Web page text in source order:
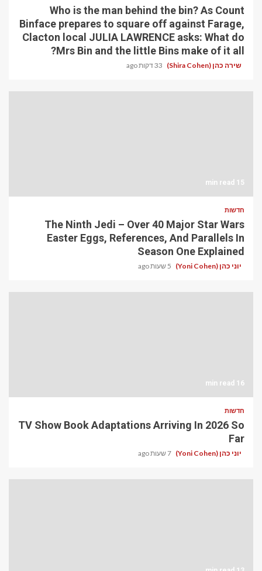
Who is the man behind the bin? As Count
Binface prepares to square off against Farage,
Clacton local JULIA LAWRENCE asks: What do
Mrs Bin and the little Bins make of it all?
שירה כהן (Shira Cohen) 33 דקות ago
15 min read
חדשות
The Ninth Jedi – Over 40 Major Star Wars
Easter Eggs, References, And Parallels In
Season One Explained
יוני כהן (Yoni Cohen) 5 שעות ago
16 min read
חדשות
TV Show Book Adaptations Arriving In 2026 So
Far
יוני כהן (Yoni Cohen) 7 שעות ago